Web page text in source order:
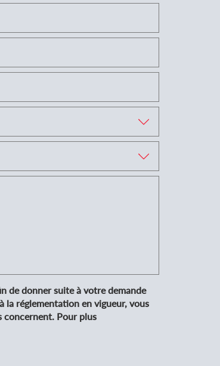
de donner suite à votre demande
la réglementation en vigueur, vous
concernent. Pour plus